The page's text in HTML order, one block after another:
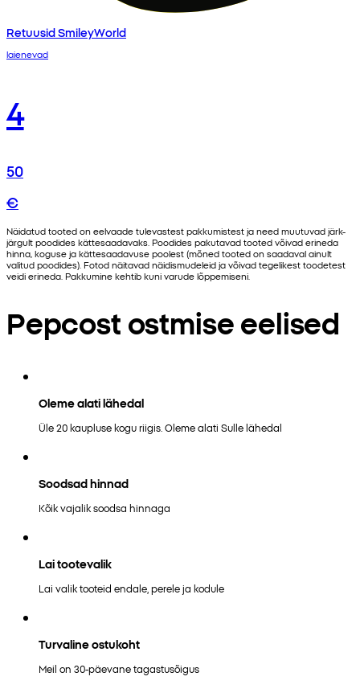
Retuusid SmileyWorld
laienevad
4
50
€
Näidatud tooted on eelvaade tulevastest pakkumistest ja need muutuvad järk-
järgult poodides kättesaadavaks. Poodides pakutavad tooted võivad erineda
hinna, koguse ja kättesaadavuse poolest (mõned tooted on saadaval ainult
valitud poodides). Fotod näitavad näidismudeleid ja võivad tegelikest toodetest
veidi erineda. Pakkumine kehtib kuni varude lõppemiseni.
Pepcost ostmise eelised
Oleme alati lähedal
Üle 20 kaupluse kogu riigis. Oleme alati Sulle lähedal
Soodsad hinnad
Kõik vajalik soodsa hinnaga
Lai tootevalik
Lai valik tooteid endale, perele ja kodule
Turvaline ostukoht
Meil on 30-päevane tagastusõigus